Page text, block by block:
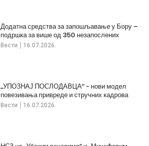
Вести 16.07.2026.
Додатна средства за запошљавање у Бору –
подршка за више од 350 незапослених
Вести 16.07.2026.
„УПОЗНАЈ ПОСЛОДАВЦА“ - нови модел
повезивања привреде и стручних кадрова